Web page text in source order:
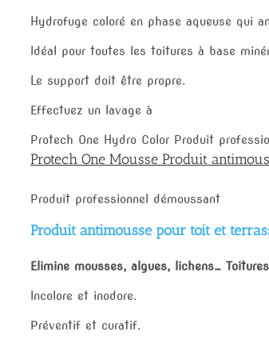
Hydrofuge coloré en phase aqueuse qui
Idéal pour toutes les toitures à base
Le support doit être propre.
Effectuez un lavage à
Protech One Hydro Color Produit
Protech One Mousse Produit
Produit professionnel démoussant
Produit antimousse pour toit et
Elimine mousses, algues, lichens…
Incolore et inodore.
Préventif et curatif.